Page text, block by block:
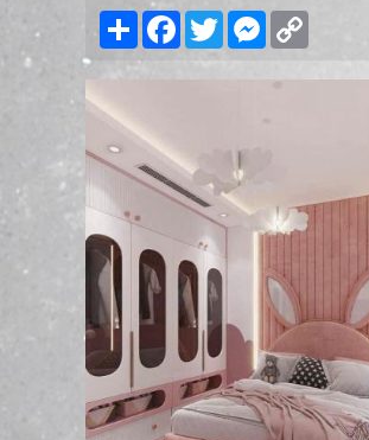
Share Facebook
TwitterMessenger